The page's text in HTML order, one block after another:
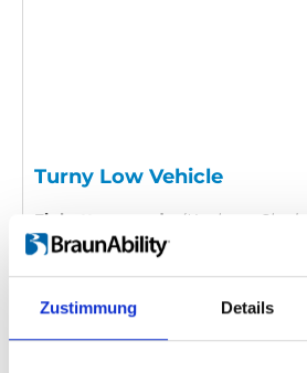
Zustimmung Details
Turny Low Vehicle
Einbettungscode
(Kopieren Sie
und fügen Sie ihn in das HTML
um das Video einzubetten):